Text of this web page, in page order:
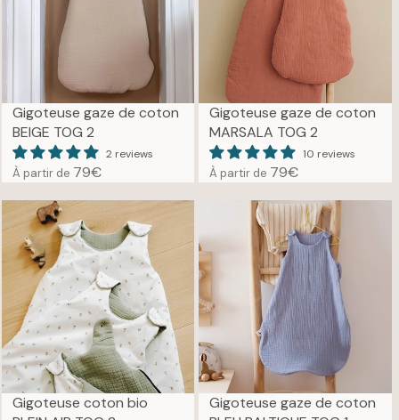
C
E
6
9
€
P
R
I
E
7
9
€
Gigoteuse gaze de coton
BEIGE TOG 2
2 reviews
À partir de R
E
G
U
L
A
R
P
I
C
E
7
79€
Gigoteuse gaze de coton
MARSALA TOG 2
10 reviews
À partir de R
E
G
U
L
A
R
P
R
I
C
E
7
79€
Gigoteuse coton bio
Gigoteuse gaze de coton